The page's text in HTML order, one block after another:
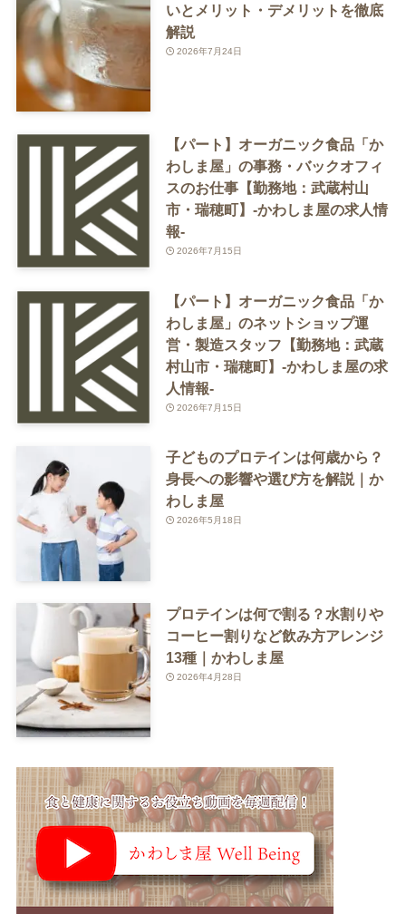
いとメリット・デメリットを徹底
解説
2026年7月24日
【パート】オーガニック食品「か
わしま屋」の事務・バックオフィ
スのお仕事【勤務地：武蔵村山
市・瑞穂町】-かわしま屋の求人情
報-
2026年7月15日
【パート】オーガニック食品「か
わしま屋」のネットショップ運
営・製造スタッフ【勤務地：武蔵
村山市・瑞穂町】-かわしま屋の求
人情報-
2026年7月15日
子どものプロテインは何歳から？
身長への影響や選び方を解説｜か
わしま屋
2026年5月18日
プロテインは何で割る？水割りや
コーヒー割りなど飲み方アレンジ
13種｜かわしま屋
2026年4月28日